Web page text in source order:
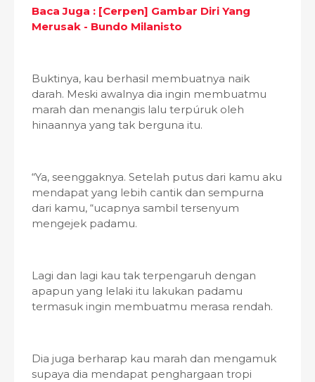
Baca Juga : [Cerpen] Gambar Diri Yang
Merusak - Bundo Milanisto
Buktinya, kau berhasil membuatnya naik
darah. Meski awalnya dia ingin membuatmu
marah dan menangis lalu terpúruk oleh
hinaannya yang tak berguna itu.
“Ya, seenggaknya. Setelah putus dari kamu aku
mendapat yang lebih cantik dan sempurna
dari kamu, “ucapnya sambil tersenyum
mengejek padamu.
Lagi dan lagi kau tak terpengaruh dengan
apapun yang lelaki itu lakukan padamu
termasuk ingin membuatmu merasa rendah.
Dia juga berharap kau marah dan mengamuk
supaya dia mendapat penghargaan tropi